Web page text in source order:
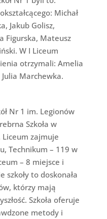
Michał
Jakub Golisz,
Figurska, Mateusz
W I Liceum
otrzymali: Amelia
Marchewka.
Nr 1 im. Legionów
Szkoła w
zajmuje
Technikum – 119 w
– 8 miejsce i
szkoły to doskonała
którzy mają
Szkoła oferuje
metody i